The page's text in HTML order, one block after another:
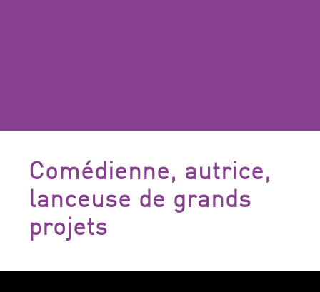
Comédienne, autrice,
lanceuse de grands
projets